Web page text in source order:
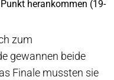
herankommen (19-
zum
gewannen beide
Finale mussten sie